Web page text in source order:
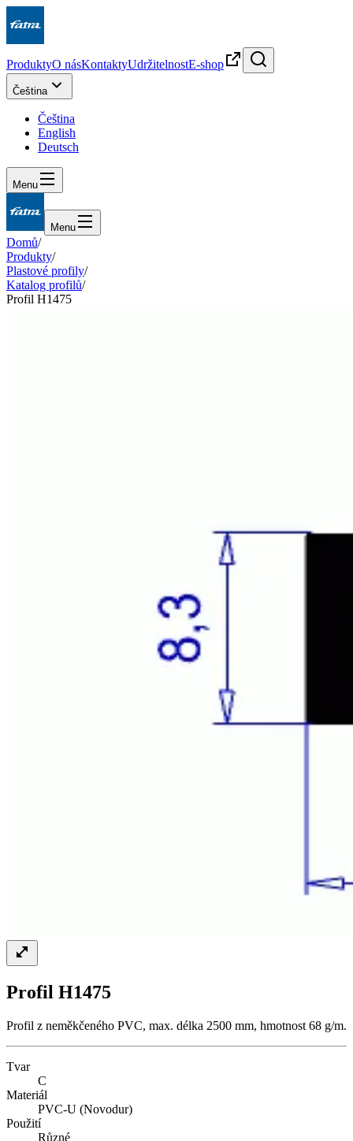
ProduktyO násKontaktyUdržitelnostE-shop
Čeština
Čeština
English
Deutsch
Menu
Menu
Domů/
Produkty/
Plastové profily/
Katalog profilů/
Profil H1475
Profil H1475
Profil z neměkčeného PVC, max. délka 2500 mm, hmotnost 68 g/m.
Tvar
C
Materiál
PVC-U (Novodur)
Použití
Různé